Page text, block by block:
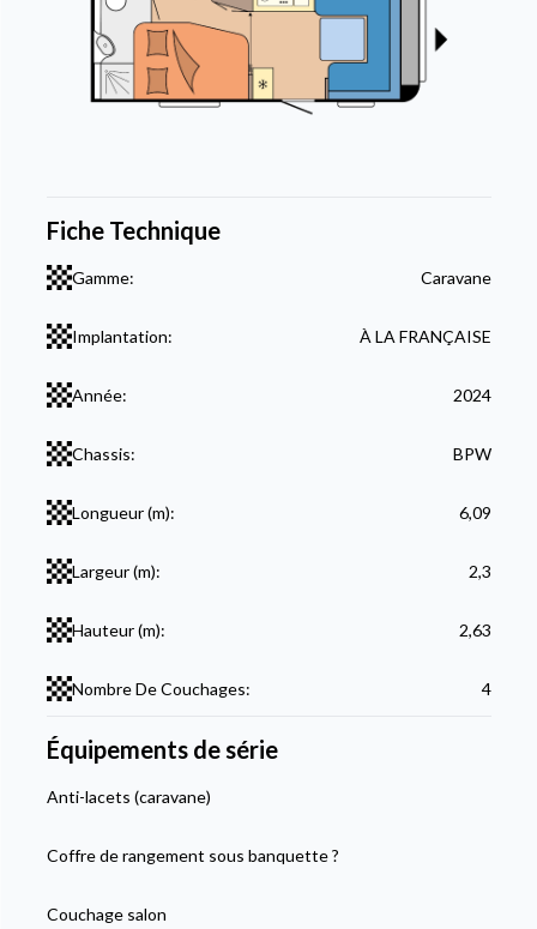
Fiche Technique
Gamme: Caravane
Implantation: À LA FRANÇAISE
Année: 2024
Chassis: BPW
Longueur (m): 6,09
Largeur (m): 2,3
Hauteur (m): 2,63
Nombre De Couchages: 4
Équipements de série
Anti-lacets (caravane)
Coffre de rangement sous banquette ?
Couchage salon